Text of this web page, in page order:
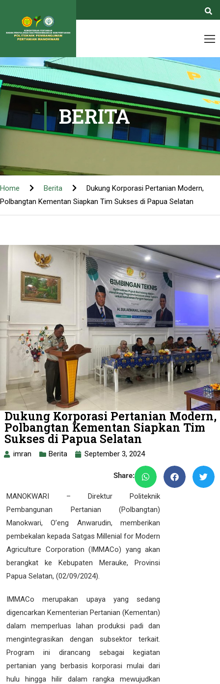
BERITA
Home Berita
Dukung Korporasi Pertanian Modern,
Polbangtan Kementan Siapkan Tim Sukses di Papua Selatan
Dukung Korporasi Pertanian Modern,
Polbangtan Kementan Siapkan Tim
Sukses di Papua Selatan
imran Berita September 3, 2024
Share:
MANOKWARI – Direktur Politeknik
Pembangunan Pertanian (Polbangtan)
Manokwari, O’eng Anwarudin, memberikan
pembekalan kepada Satgas Millenial for Modern
Agriculture Corporation (IMMACo) yang akan
berangkat ke Kebupaten Merauke, Provinsi
Papua Selatan, (02/09/2024).
IMMACo merupakan upaya yang sedang
digencarkan Kementerian Pertanian (Kementan)
dalam memperluas lahan produksi padi dan
mengintegrasikan dengan subsektor terkait.
Program ini dirancang sebagai kegiatan
pertanian yang berbasis korporasi mulai dari
hulu hingga hilir dalam rangka mewujudkan